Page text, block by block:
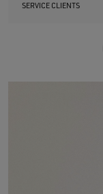
SERVICE CLIENTS